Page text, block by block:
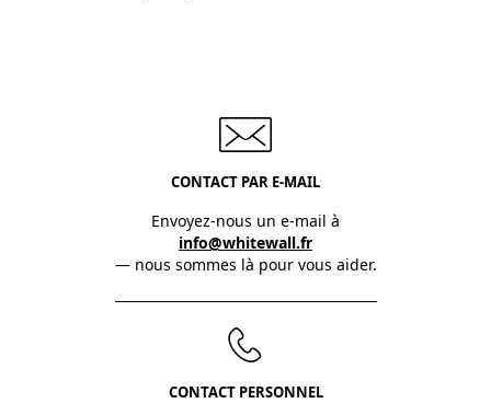
CONTACT PAR E-MAIL
Envoyez-nous un e-mail à
info@whitewall.fr
— nous sommes là pour vous aider.
CONTACT PERSONNEL